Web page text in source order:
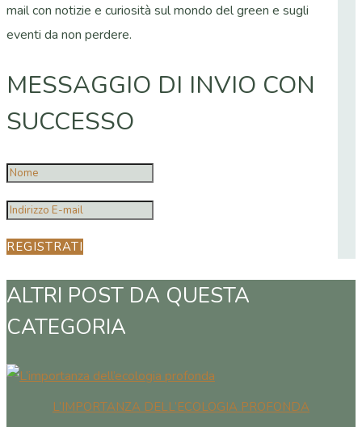
mail con notizie e curiosità sul mondo del green e sugli
eventi da non perdere.
MESSAGGIO DI INVIO CON
SUCCESSO
REGISTRATI
ALTRI POST DA QUESTA
CATEGORIA
L’IMPORTANZA DELL’ECOLOGIA PROFONDA